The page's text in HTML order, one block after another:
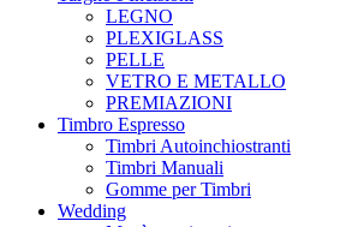
LEGNO
PLEXIGLASS
PELLE
VETRO E METALLO
PREMIAZIONI
Timbro Espresso
Timbri Autoinchiostranti
Timbri Manuali
Gomme per Timbri
Wedding